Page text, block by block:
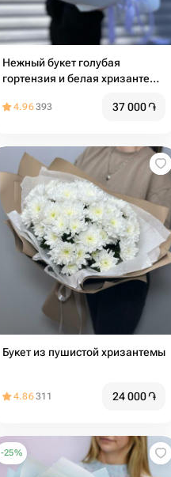
Нежный букет голубая
гортензия и белая хризантема
4.96393 37 000֏
Букет из пушистой хризантемы
4.86311 24 000֏
-25%